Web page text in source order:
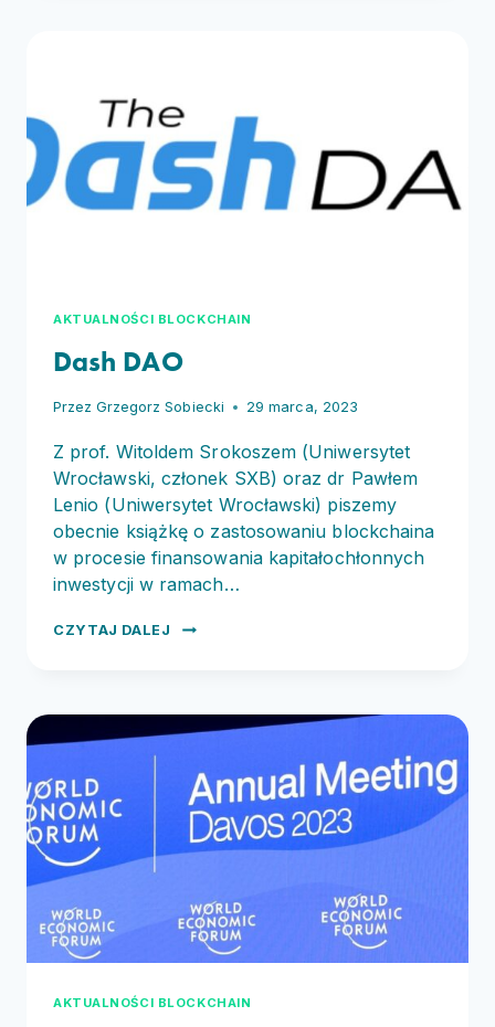
BLOCKCHAIN
AKTUALNOŚCI BLOCKCHAIN
Dash DAO
Przez Grzegorz Sobiecki 29 marca, 2023
Z prof. Witoldem Srokoszem (Uniwersytet
Wrocławski, członek SXB) oraz dr Pawłem
Lenio (Uniwersytet Wrocławski) piszemy
obecnie książkę o zastosowaniu blockchaina
w procesie finansowania kapitałochłonnych
inwestycji w ramach…
CZYTAJ DALEJ
DASH
AKTUALNOŚCI BLOCKCHAIN